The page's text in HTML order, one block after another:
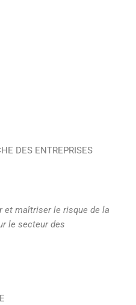
DES ENTREPRISES
et maîtriser le risque de la
le secteur des